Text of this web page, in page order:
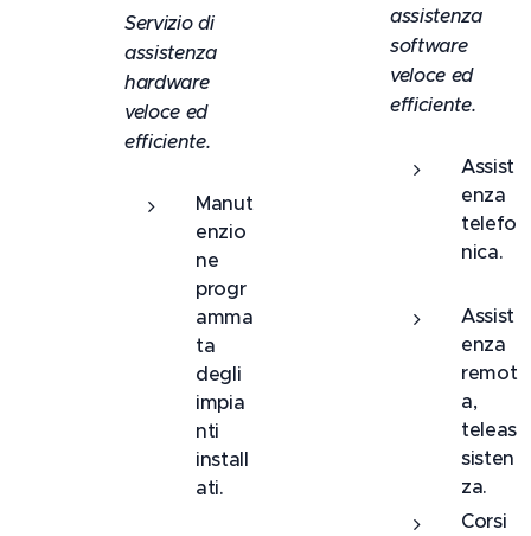
Servizio di
assistenza
hardware
veloce ed
efficiente.
Manut
enzio
ne
progr
amma
ta
degli
impia
nti
install
ati.
assistenza
software
veloce ed
efficiente.
Assist
enza
telefo
nica.
Assist
enza
remot
a,
teleas
sisten
za.
Corsi